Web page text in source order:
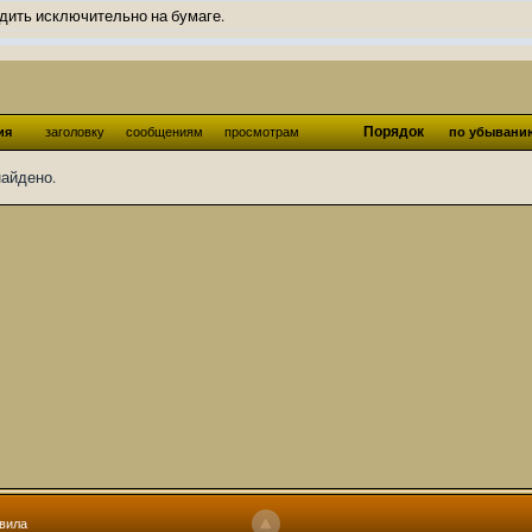
исключительно на бумаге.
и Ангелы из Ада были и будут только на бумаге.
Ангелов из Ада, а в электронном варианте нету вариантов?
какие, подскажите пожалуйста?)
аболетов на бусти:
раньше?
процесс не очень быстрый будет. Думаю в течении 1-2 месяцев
с телефона не очень удобно)
по ходу чтения правлю. Получается не совнлитературный перевод,
заголовку сообщениям просмотрам Порядок по